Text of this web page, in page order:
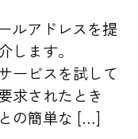
ルアドレスを提
します。
ービスを試して
求されたとき
の簡単な […]